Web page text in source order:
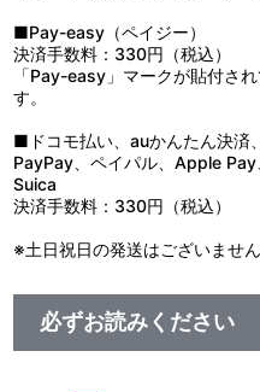
■Pay-easy（ペイジー）
決済手数料：330円（税込）
「Pay-easy」マークが貼付さ
す。
■ドコモ払い、auかんたん決済
PayPay、ペイパル、Apple
Suica
決済手数料：330円（税込）
※土日祝日の発送はございません
必ずお読みください